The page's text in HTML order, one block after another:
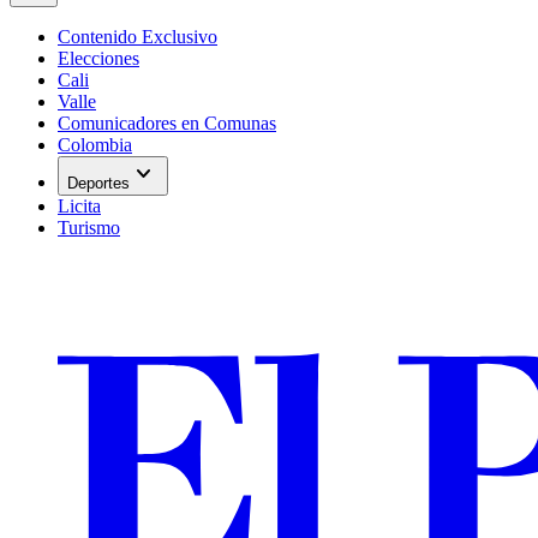
Contenido Exclusivo
Elecciones
Cali
Valle
Comunicadores en Comunas
Colombia
Deportes expand_more
Licita
Turismo